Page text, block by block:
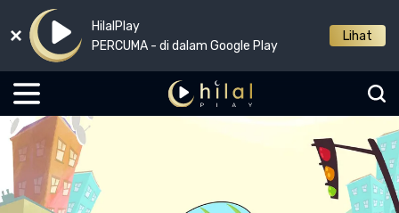
HilalPlay
PERCUMA - di dalam Google Play
Lihat